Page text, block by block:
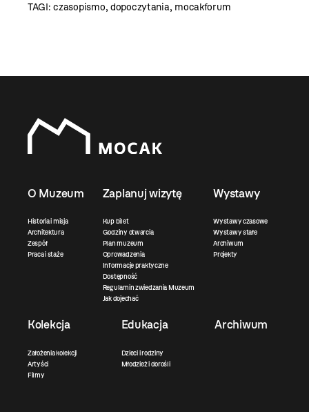
TAGI:czasopismo, dopoczytania, mocakforum
O Muzeum
Historia i misja
Architektura
Zespół
Praca i staże
Zaplanuj wizytę
Kup bilet
Godziny otwarcia
Plan muzeum
Oprowadzenia
Informacje praktyczne
Dostępność
Regulamin zwiedzania Muzeum
Jak dojechać
Wystawy
Wystawy czasowe
Wystawy stałe
Archiwum
Projekty
Kolekcja
Założenia kolekcji
Artyści
Filmy
Edukacja
Dzieci i rodziny
Młodzież i dorośli
Archiwum